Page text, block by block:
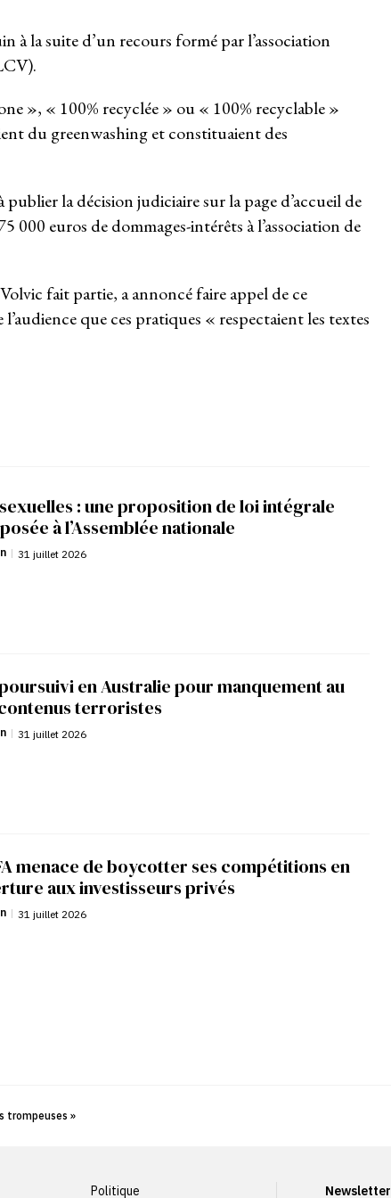
à la suite d’un recours formé par l’association
», « 100% recyclée » ou « 100% recyclable »
du greenwashing et constituaient des
la décision judiciaire sur la page d’accueil de
000 euros de dommages-intérêts à l’association de
fait partie, a annoncé faire appel de ce
que ces pratiques « respectaient les textes
: une proposition de loi intégrale
à l’Assemblée nationale
| 31 juillet 2026
en Australie pour manquement au
terroristes
| 31 juillet 2026
menace de boycotter ses compétitions en
aux investisseurs privés
| 31 juillet 2026
trompeuses »
Politique Newsletter